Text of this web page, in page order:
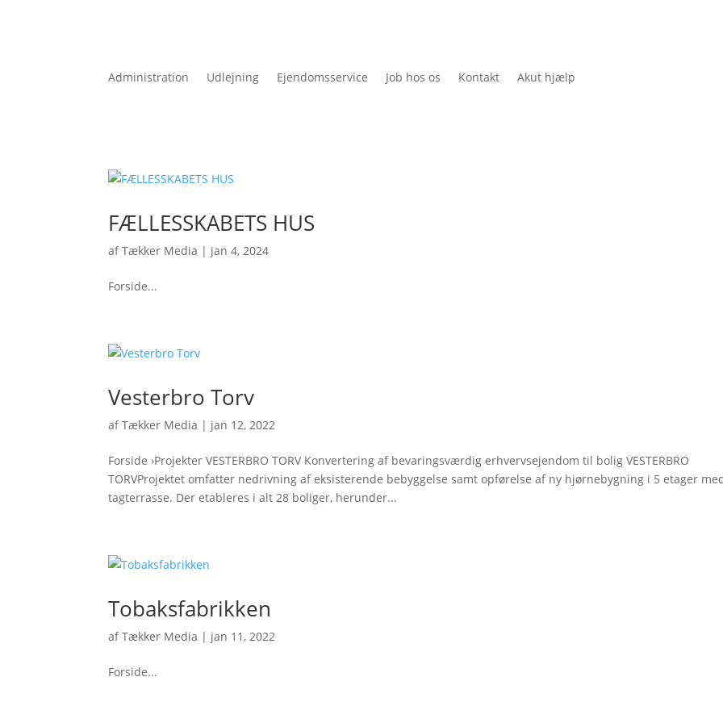
Administration Udlejning Ejendomsservice Job hos os Kontakt Akut hjælp
FÆLLESSKABETS HUS
afTækker Media | jan 4, 2024
Forside...
Vesterbro Torv
afTækker Media | jan 12, 2022
Forside ›Projekter VESTERBRO TORV Konvertering af bevaringsværdig erhvervsejendom til bolig VESTERBRO
TORVProjektet omfatter nedrivning af eksisterende bebyggelse samt opførelse af ny hjørnebygning i 5 etager
tagterrasse. Der etableres i alt 28 boliger, herunder...
Tobaksfabrikken
afTækker Media | jan 11, 2022
Forside...